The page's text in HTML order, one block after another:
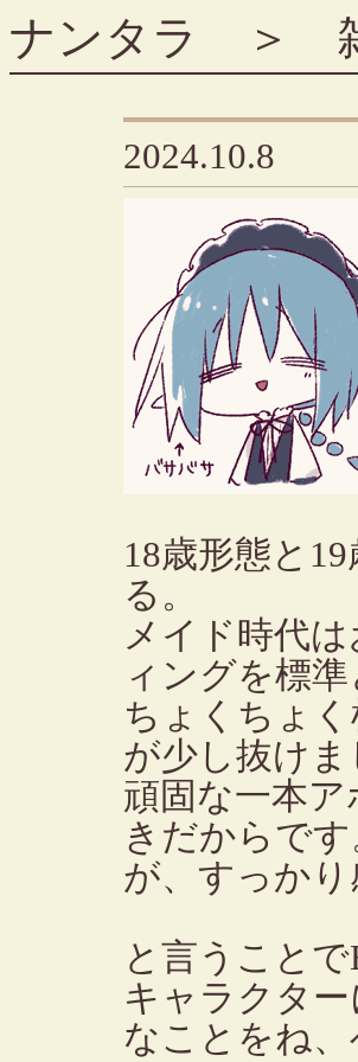
ナンタラ ＞
2024.10.8
18歳形態と
る。
メイド時代
ィングを標
ちょくちょ
が少し抜けま
頑固な一本
きだからで
が、すっか
と言うこと
キャラクタ
なことをね